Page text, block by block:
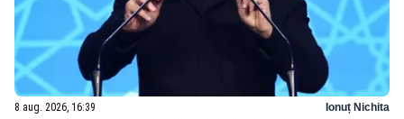
8 aug. 2026, 16:39 Ionuț Nichita